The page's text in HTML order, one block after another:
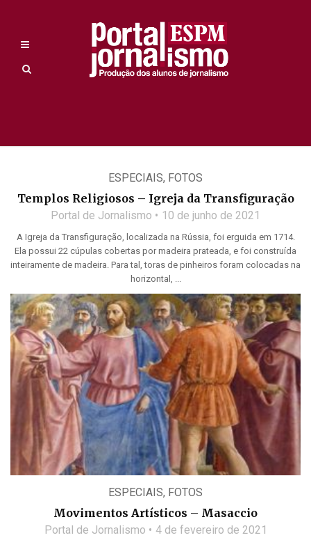
ESPECIAIS, FOTOS
Templos Religiosos – Igreja da Transfiguração
Portal de Jornalismo 10 de junho de 2021
A Igreja da Transfiguração, localizada na Rússia, foi erguida em 1714.
Ela possui 22 cúpulas cobertas por madeira prateada, e foi construída
inteiramente de madeira. Para tal, toras de pinheiros foram colocadas na
horizontal, ...
ESPECIAIS, FOTOS
Movimentos Artísticos – Masaccio
Portal de Jornalismo 4 de fevereiro de 2021